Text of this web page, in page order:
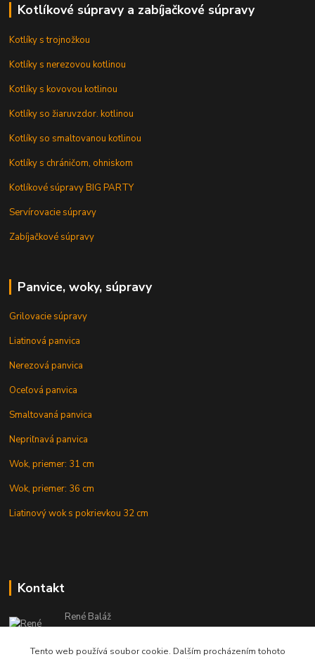
Kotlíkové súpravy a zabíjačkové súpravy
Kotlíky s trojnožkou
Kotlíky s nerezovou kotlinou
Kotlíky s kovovou kotlinou
Kotlíky so žiaruvzdor. kotlinou
Kotlíky so smaltovanou kotlinou
Kotlíky s chráničom, ohniskom
Kotlíkové súpravy BIG PARTY
Servírovacie súpravy
Zabíjačkové súpravy
Panvice, woky, súpravy
Grilovacie súpravy
Liatinová panvica
Nerezová panvica
Oceľová panvica
Smaltovaná panvica
Nepriľnavá panvica
Wok, priemer: 31 cm
Wok, priemer: 36 cm
Liatinový wok s pokrievkou 32 cm
Kontakt
René Baláž
Eshop: +421 902 212 007
od 8:00 - do 16:00 hod
Tento web používá soubor cookie. Dalším procházením tohoto